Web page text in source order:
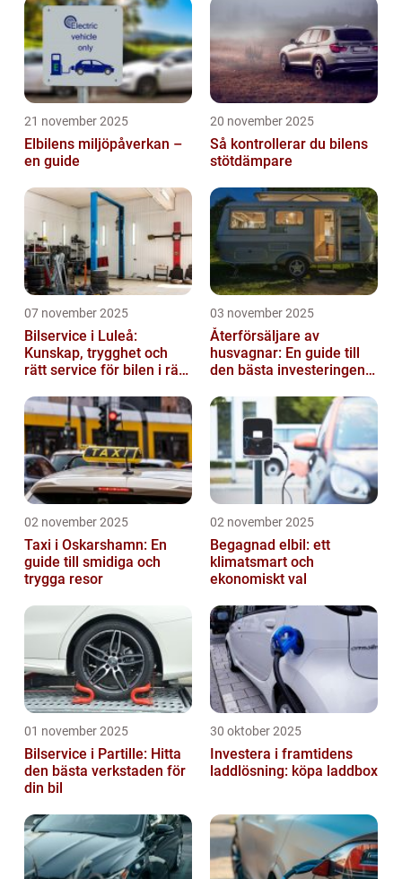
21 november 2025
Elbilens miljöpåverkan –
en guide
20 november 2025
Så kontrollerar du bilens
stötdämpare
07 november 2025
Bilservice i Luleå:
Kunskap, trygghet och
rätt service för bilen i rätt
03 november 2025
Återförsäljare av
husvagnar: En guide till
den bästa investeringen
02 november 2025
Taxi i Oskarshamn: En
guide till smidiga och
trygga resor
02 november 2025
Begagnad elbil: ett
klimatsmart och
ekonomiskt val
01 november 2025
Bilservice i Partille: Hitta
den bästa verkstaden för
din bil
30 oktober 2025
Investera i framtidens
laddlösning: köpa laddbox